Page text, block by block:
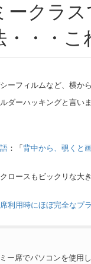
ークラ
・・こ
ーフィルムなど、横か
ダーハッキングと言い
：「 背中から、覗くと
ロースもビックリな大
利用時にほぼ完全なプ
ー席でパソコンを使用